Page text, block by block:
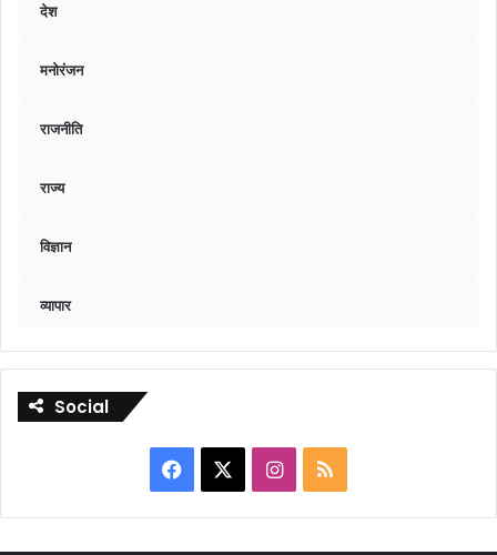
देश
मनोरंजन
राजनीति
राज्य
विज्ञान
व्यापार
Social
Facebook Instagram
RSS